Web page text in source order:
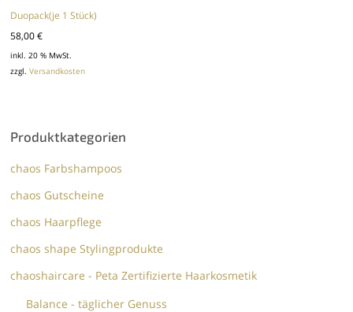
Duopack(je 1 Stück)
58,00€
inkl. 20 % MwSt.
zzgl.Versandkosten
Produktkategorien
chaos Farbshampoos
chaos Gutscheine
chaos Haarpflege
chaos shape Stylingprodukte
chaoshaircare - Peta Zertifizierte Haarkosmetik
Balance - täglicher Genuss